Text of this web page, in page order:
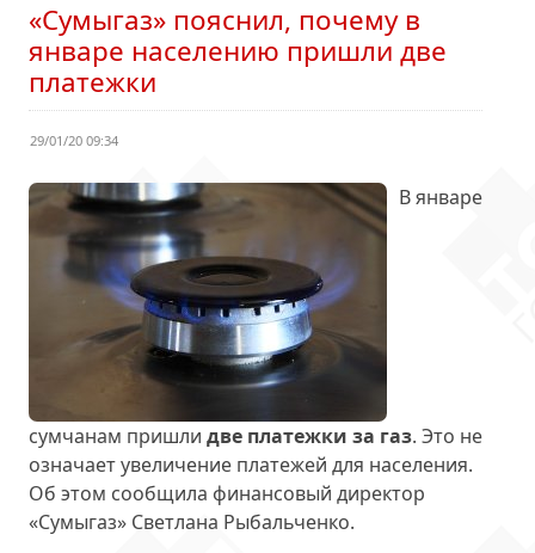
«Сумыгаз» пояснил, почему в
январе населению пришли две
платежки
29/01/20 09:34
В январе
сумчанам пришли две платежки за газ. Это не
означает увеличение платежей для населения.
Об этом сообщила финансовый директор
«Сумыгаз» Светлана Рыбальченко.